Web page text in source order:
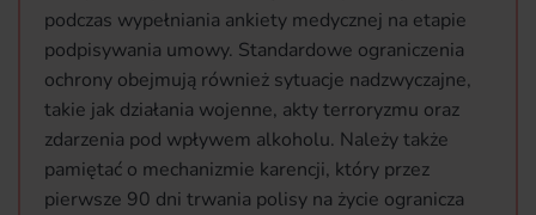
podczas wypełniania ankiety medycznej na etapie
podpisywania umowy. Standardowe ograniczenia
ochrony obejmują również sytuacje nadzwyczajne,
takie jak działania wojenne, akty terroryzmu oraz
zdarzenia pod wpływem alkoholu. Należy także
pamiętać o mechanizmie karencji, który przez
pierwsze 90 dni trwania polisy na życie ogranicza